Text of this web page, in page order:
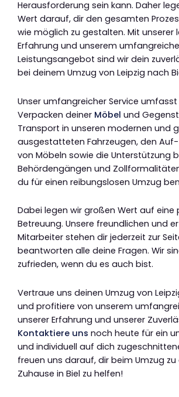
Herausforderung sein kann. Daher
Wert darauf, dir den gesamten
wie möglich zu gestalten. Mit unserer
Erfahrung und unserem
Leistungsangebot sind wir dein
bei deinem Umzug von Leipzig nach
Unser umfangreicher Service
Verpacken deiner Möbel und
Transport in unseren modernen und
ausgestatteten Fahrzeugen, den
von Möbeln sowie die Unterstützung
Behördengängen und
du für einen reibungslosen Umzug
Dabei legen wir großen Wert auf eine
Betreuung. Unsere freundlichen und
Mitarbeiter stehen dir jederzeit zur
beantworten alle deine Fragen. Wir
zufrieden, wenn du es auch bist.
Vertraue uns deinen Umzug von
und profitiere von unserem
unserer Erfahrung und unserer
Kontaktiere uns noch heute für ein
und individuell auf dich
freuen uns darauf, dir beim Umzug
Zuhause in Biel zu helfen!